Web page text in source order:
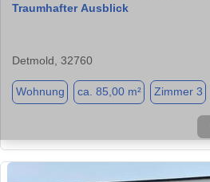
Traumhafter Ausblick
Detmold, 32760
Wohnung ca. 85,00 m² Zimmer 3